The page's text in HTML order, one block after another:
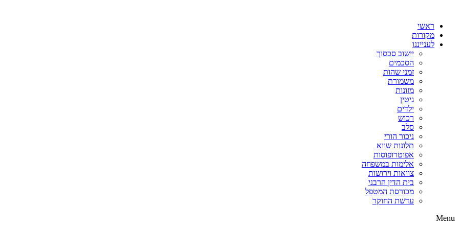
ראשי
מקורות
לענייננו
יישוב סכסוך
הסכמים
זמני שהות
משמורת
מזונות
גיטין
ילדים
רכוש
סלב
ניכור הורי
תלונות שווא
אפוטרופוסות
אלימות במשפחה
צוואות וירושות
בית הדין הרבני
מכורסת המטפל
עדשת החוקר
Menu